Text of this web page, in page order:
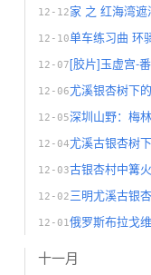
12-12家 之 红海湾遮
12-10单车练习曲 环
12-07[胶片]玉虚宫-
12-06尤溪银杏树下
12-05深圳山野：梅
12-04尤溪古银杏树
12-03古银杏村中篝
12-02三明尤溪古银
12-01 俄罗斯布拉戈
十一月